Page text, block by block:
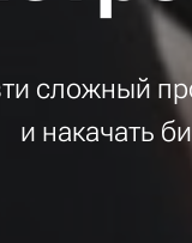
сложный
и накачать